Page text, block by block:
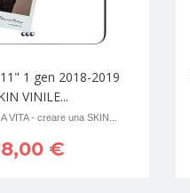
1 gen 2018-2019
VINILE...
VITA - creare una SKIN...
€